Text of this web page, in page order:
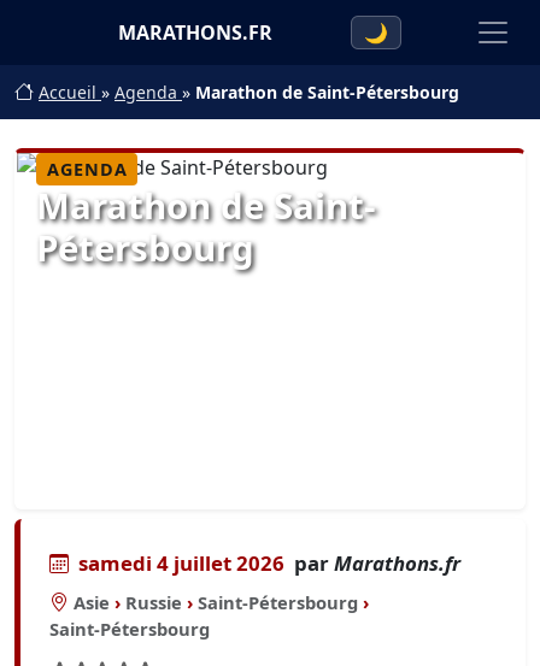
MARATHONS.FR 🌙
Accueil » Agenda » Marathon de Saint-Pétersbourg
AGENDA
Marathon de Saint-
Pétersbourg
samedi 4 juillet 2026 parMarathons.fr
Asie › Russie › Saint-Pétersbourg ›
Saint-Pétersbourg